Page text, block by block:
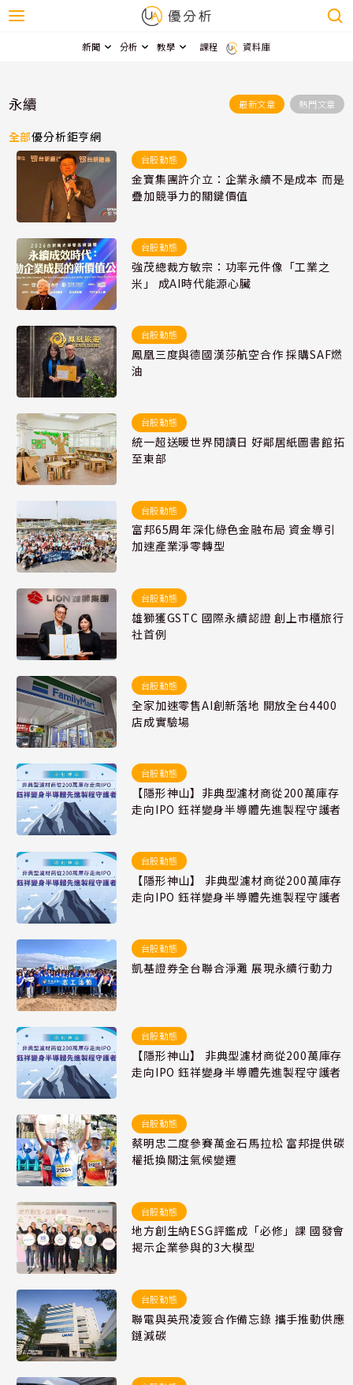
新聞 分析 教學 課程 資料庫
永續 最新文章 熱門文章
全部優分析鉅亨網
台股動態
金寶集團許介立：企業永續不是成本 而是
疊加競爭力的關鍵價值
台股動態
強茂總裁方敏宗：功率元件像「工業之
米」 成AI時代能源心臟
台股動態
鳳凰三度與德國漢莎航空合作 採購SAF燃
油
台股動態
統一超送暖世界閱讀日 好鄰居紙圖書館拓
至東部
台股動態
富邦65周年深化綠色金融布局 資金導引
加速產業淨零轉型
台股動態
雄獅獲GSTC 國際永續認證 創上市櫃旅行
社首例
台股動態
全家加速零售AI創新落地 開放全台4400
店成實驗場
台股動態
【隱形神山】非典型濾材商從200萬庫存
走向IPO 鈺祥變身半導體先進製程守護者
台股動態
【隱形神山】 非典型濾材商從200萬庫存
走向IPO 鈺祥變身半導體先進製程守護者
台股動態
凱基證券全台聯合淨灘 展現永續行動力
台股動態
【隱形神山】 非典型濾材商從200萬庫存
走向IPO 鈺祥變身半導體先進製程守護者
台股動態
蔡明忠二度參賽萬金石馬拉松 富邦提供碳
權抵換關注氣候變遷
台股動態
地方創生納ESG評鑑成「必修」課 國發會
揭示企業參與的3大模型
台股動態
聯電與英飛凌簽合作備忘錄 攜手推動供應
鏈減碳